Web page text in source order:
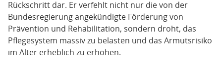
Rückschritt dar. Er verfehlt nicht nur die von der
Bundesregierung angekündigte Förderung von
Prävention und Rehabilitation, sondern droht, das
Pflegesystem massiv zu belasten und das Armutsrisiko
im Alter erheblich zu erhöhen.